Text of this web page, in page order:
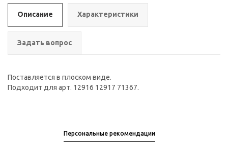
Описание Характеристики
Задать вопрос
Поставляется в плоском виде.
Подходит для арт. 12916 12917 71367.
Персональные рекомендации